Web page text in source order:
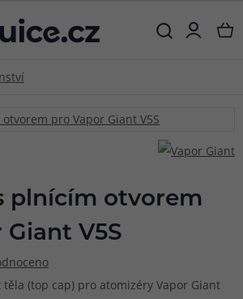
plnícím otvorem
Giant V5S
(top cap) pro atomizéry Vapor Giant